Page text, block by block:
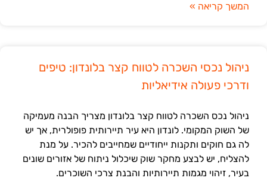
המשך קריאה »
ניהול נכסי השכרה לטווח קצר בלונדון: טיפים
ודרכי פעולה אידיאליות
ניהול נכס השכרה לטווח קצר בלונדון מצריך הבנה מעמיקה
של השוק המקומי. לונדון היא עיר תיירותית פופולרית, אך יש
לה גם חוקים ותקנות ייחודיים שמחייבים להכיר. על מנת
להצליח, יש לבצע מחקר שוק שיכלול ניתוח של אזורים שונים
בעיר, זיהוי מגמות תיירותיות והבנת צרכי השוכרים.